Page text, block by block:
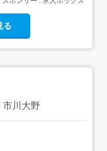
る
市川大野